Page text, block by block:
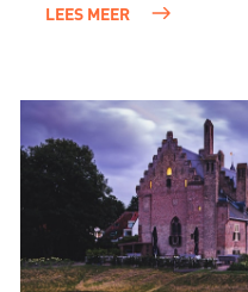
LEES MEER